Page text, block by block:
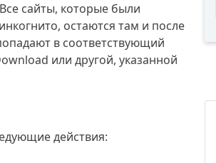
сайты, которые были
остаются там и после
в соответствующий
или другой, указанной
действия: